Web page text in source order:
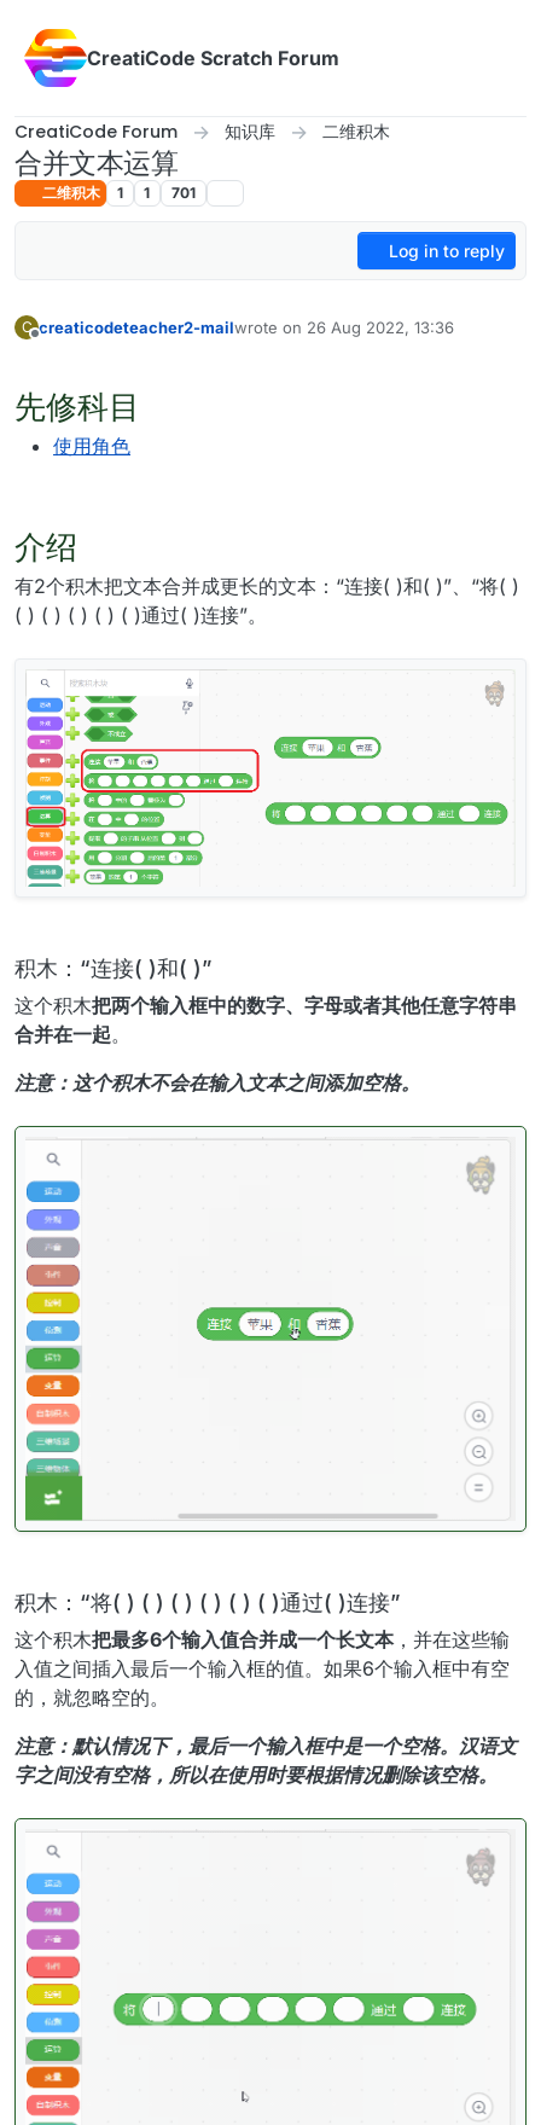
CreatiCode Scratch Forum
CreatiCode Forum 知识库 二维积木
合并文本运算
二维积木 1 1 701
Log in to reply
C creaticodeteacher2-mailwrote on 26 Aug 2022, 13:36
last edited by admin5 Apr 2025, 17:12
先修科目
使用角色
介绍
有2个积木把文本合并成更长的文本：“连接( )和( )”、“将( )
( ) ( ) ( ) ( ) ( )通过( )连接”。
积木：“连接( )和( )”
这个积木把两个输入框中的数字、字母或者其他任意字符串
合并在一起。
注意：这个积木不会在输入文本之间添加空格。
积木：“将( ) ( ) ( ) ( ) ( ) ( )通过( )连接”
这个积木把最多6个输入值合并成一个长文本，并在这些输
入值之间插入最后一个输入框的值。如果6个输入框中有空
的，就忽略空的。
注意：默认情况下，最后一个输入框中是一个空格。汉语文
字之间没有空格，所以在使用时要根据情况删除该空格。